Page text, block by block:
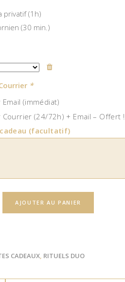
privatif (1h)
(30 min.)
*
(immédiat)
Courrier (24/72h) + Email – Offert !
(facultatif)
AJOUTER AU PANIER
CADEAUX, RITUELS DUO